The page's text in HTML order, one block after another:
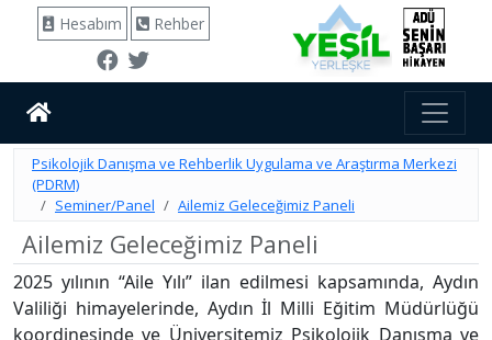
Hesabım Rehber
Psikolojik Danışma ve Rehberlik Uygulama ve Araştırma Merkezi
(PDRM)
Seminer/Panel
Ailemiz Geleceğimiz Paneli
Ailemiz Geleceğimiz Paneli
2025 yılının “Aile Yılı” ilan edilmesi kapsamında, Aydın
Valiliği himayelerinde, Aydın İl Milli Eğitim Müdürlüğü
koordinesinde ve Üniversitemiz Psikolojik Danışma ve